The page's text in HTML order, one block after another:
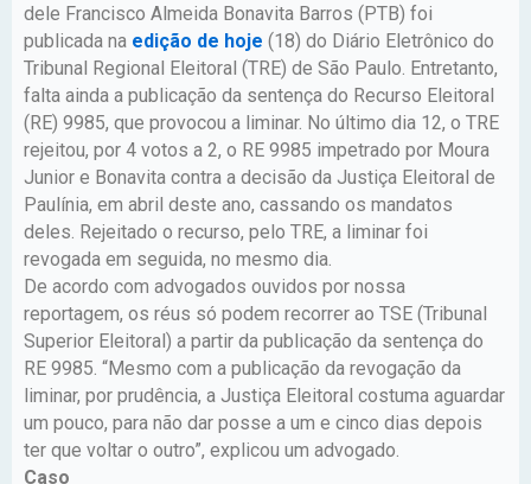
dele Francisco Almeida Bonavita Barros (PTB) foi
publicada na edição de hoje (18) do Diário Eletrônico do
Tribunal Regional Eleitoral (TRE) de São Paulo. Entretanto,
falta ainda a publicação da sentença do Recurso Eleitoral
(RE) 9985, que provocou a liminar. No último dia 12, o TRE
rejeitou, por 4 votos a 2, o RE 9985 impetrado por Moura
Junior e Bonavita contra a decisão da Justiça Eleitoral de
Paulínia, em abril deste ano, cassando os mandatos
deles. Rejeitado o recurso, pelo TRE, a liminar foi
revogada em seguida, no mesmo dia.
De acordo com advogados ouvidos por nossa
reportagem, os réus só podem recorrer ao TSE (Tribunal
Superior Eleitoral) a partir da publicação da sentença do
RE 9985. “Mesmo com a publicação da revogação da
liminar, por prudência, a Justiça Eleitoral costuma aguardar
um pouco, para não dar posse a um e cinco dias depois
ter que voltar o outro”, explicou um advogado.
Caso